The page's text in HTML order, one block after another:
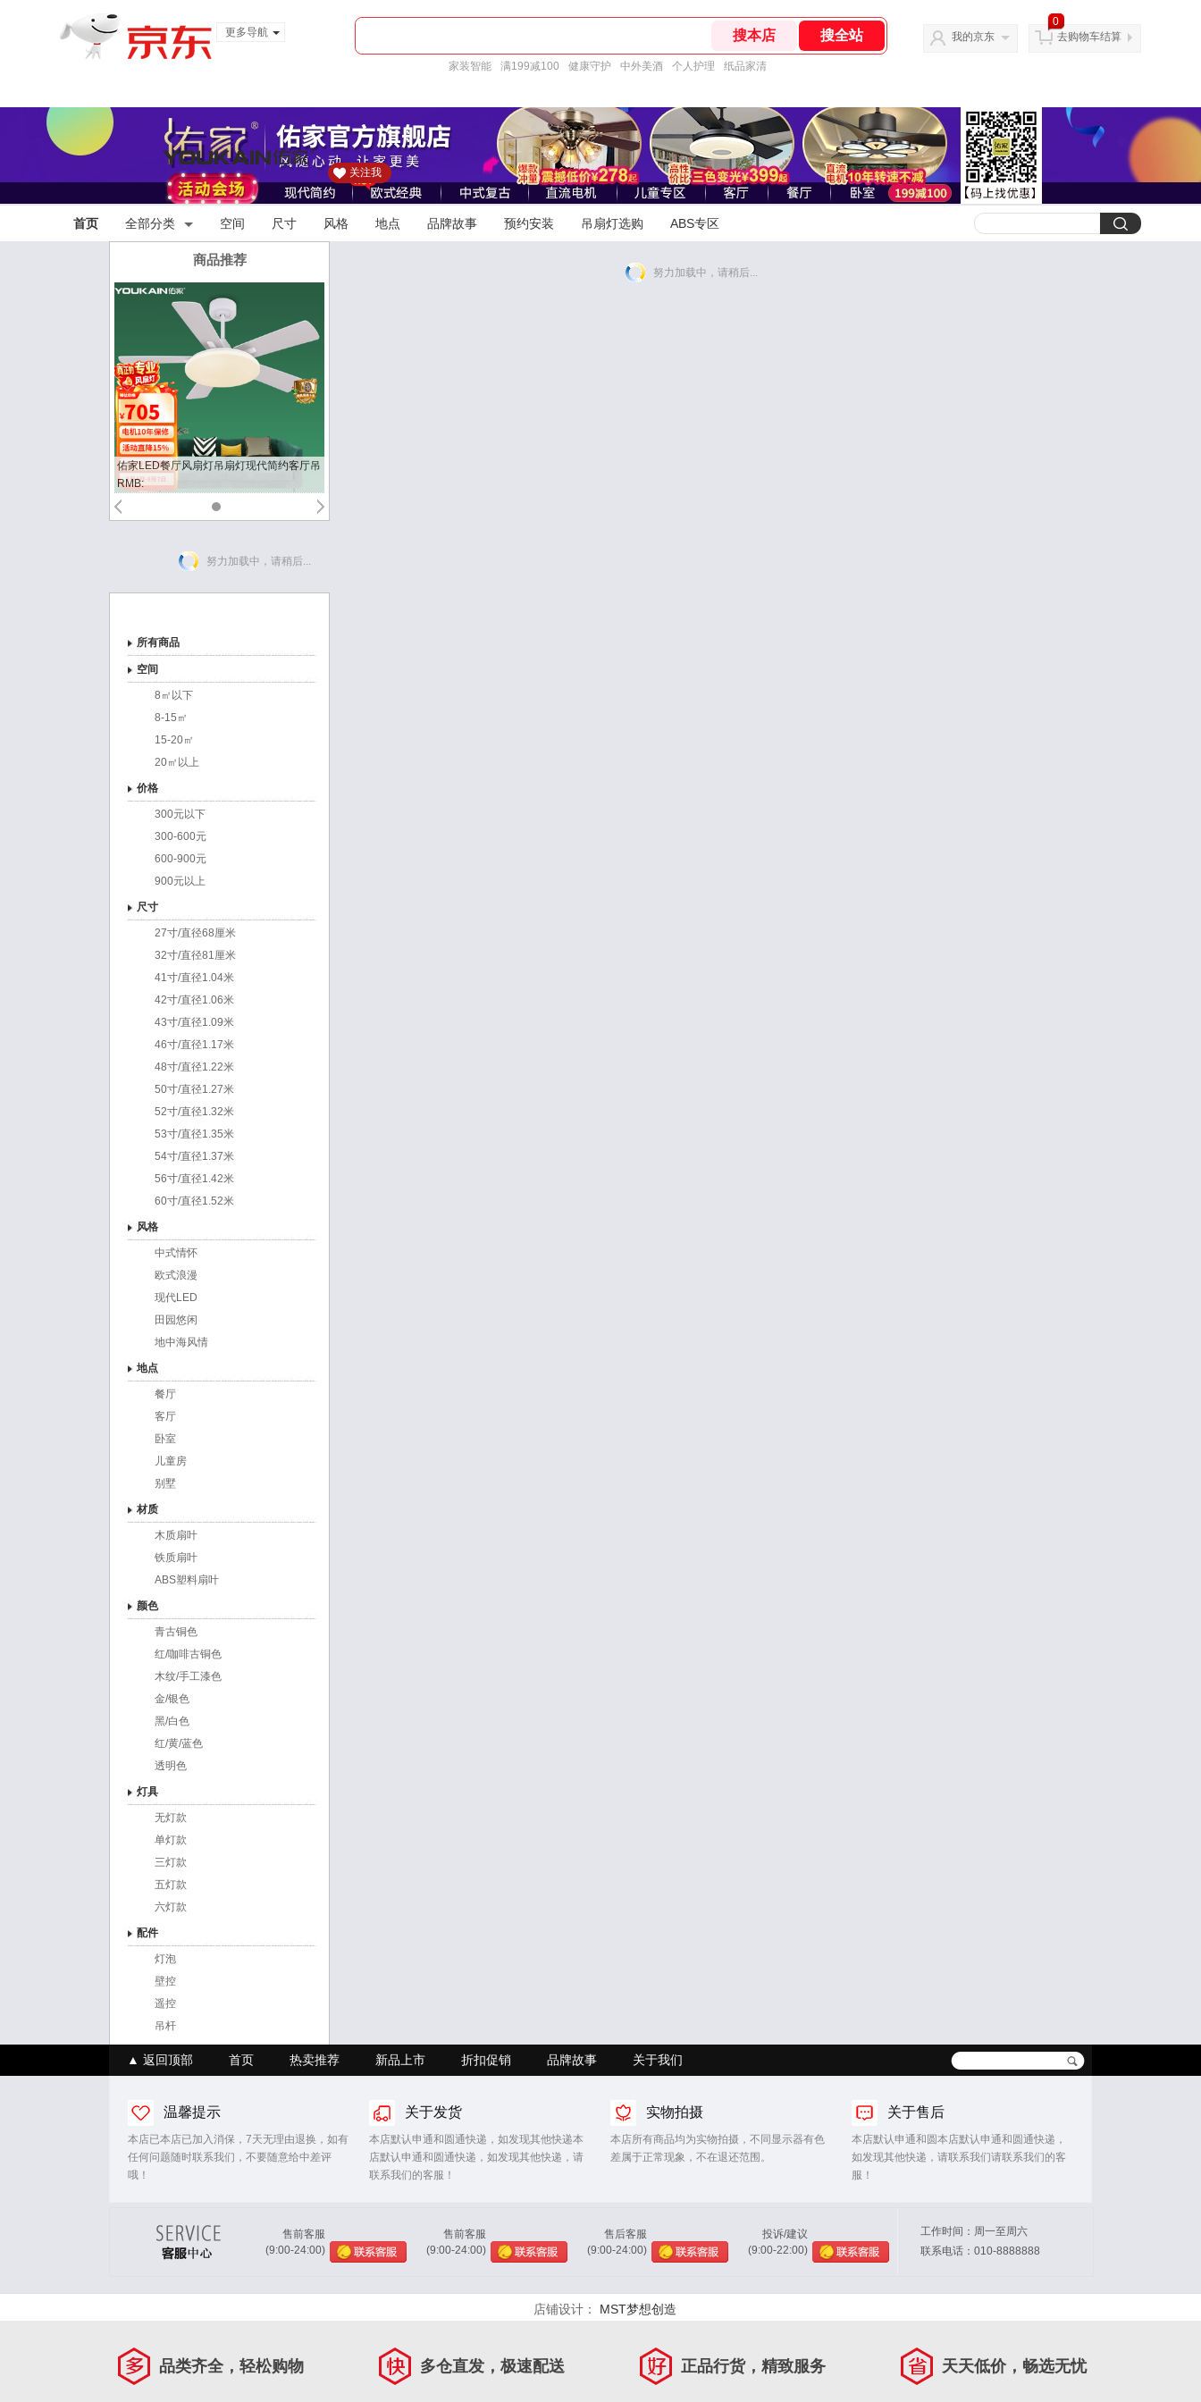
更多导航
家装智能 满199减100 健康守护 中外美酒 个人护理 纸品家清
我的京东
0
去购物车结算
关注我
首页 全部分类 空间 尺寸 风格 地点 品牌故事 预约安装 吊扇灯选购 ABS专区
商品推荐
佑家LED餐厅风扇灯吊扇灯现代简约客厅吊
灯风扇卧室电扇灯 哑光白 3档风 55瓦LED
42寸
RMB:
努力加载中，请稍后...
所有商品
空间
8㎡以下
8-15㎡
15-20㎡
20㎡以上
价格
300元以下
300-600元
600-900元
900元以上
尺寸
27寸/直径68厘米
32寸/直径81厘米
41寸/直径1.04米
42寸/直径1.06米
43寸/直径1.09米
46寸/直径1.17米
48寸/直径1.22米
50寸/直径1.27米
52寸/直径1.32米
53寸/直径1.35米
54寸/直径1.37米
56寸/直径1.42米
60寸/直径1.52米
风格
中式情怀
欧式浪漫
现代LED
田园悠闲
地中海风情
地点
餐厅
客厅
卧室
儿童房
别墅
材质
木质扇叶
铁质扇叶
ABS塑料扇叶
颜色
青古铜色
红/咖啡古铜色
木纹/手工漆色
金/银色
黑/白色
红/黄/蓝色
透明色
灯具
无灯款
单灯款
三灯款
五灯款
六灯款
配件
灯泡
壁控
遥控
吊杆
努力加载中，请稍后...
▲ 返回顶部 首页 热卖推荐 新品上市 折扣促销 品牌故事 关于我们
温馨提示
本店已本店已加入消保，7天无理由退换，如有
任何问题随时联系我们，不要随意给中差评
哦！
关于发货
本店默认申通和圆通快递，如发现其他快递本
店默认申通和圆通快递，如发现其他快递，请
联系我们的客服！
实物拍摄
本店所有商品均为实物拍摄，不同显示器有色
差属于正常现象，不在退还范围。
关于售后
本店默认申通和圆本店默认申通和圆通快递，
如发现其他快递，请联系我们请联系我们的客
服！
售前客服
(9:00-24:00)
售前客服
(9:00-24:00)
售后客服
(9:00-24:00)
投诉/建议
(9:00-22:00)
工作时间：周一至周六
联系电话：010-8888888
店铺设计： MST梦想创造
品类齐全，轻松购物 多仓直发，极速配送 正品行货，精致服务 天天低价，畅选无忧